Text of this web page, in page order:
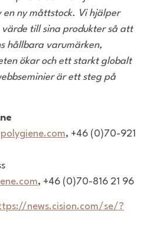
ny måttstock. Vi hjälper
till sina produkter så att
hållbara varumärken,
ökar och ett starkt globalt
är ett steg på
, +46 (0)70-921
, +46 (0)70-816 21 96
news.cision.com/se/?